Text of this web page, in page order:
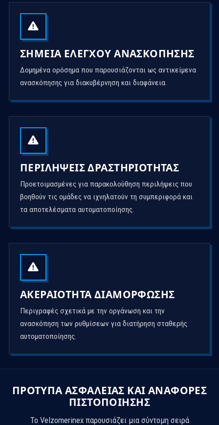
ΣΗΜΕΊΑ ΕΛΈΓΧΟΥ ΑΝΑΣΚΌΠΗΣΗΣ
Δομημένα ορόσημα που παρουσιάζονται ως αντικείμενα
ανασκόπησης για διακυβέρνηση και διαφάνεια.
ΠΕΡΙΛΉΨΕΙΣ ΔΡΑΣΤΗΡΙΌΤΗΤΑΣ
Προετοιμασμένες για παρακολούθηση περιλήψεις που
βοηθούν τις ομάδες να ιχνηλατούν τη συμπεριφορά και
τα αποτελέσματα αυτοματοποίησης.
ΑΚΕΡΑΙΌΤΗΤΑ ΔΙΑΜΌΡΦΩΣΗΣ
Περιγραφές σχετικά με την οργάνωση και την
ανασκόπηση των ρυθμίσεων για διατήρηση σταθερής
αυτοματοποίησης.
ΠΡΌΤΥΠΑ ΑΣΦΑΛΕΊΑΣ ΚΑΙ ΑΝΑΦΟΡΈΣ
ΠΙΣΤΟΠΟΊΗΣΗΣ
Το Velzomerinex παρουσιάζει μια σύντομη σειρά